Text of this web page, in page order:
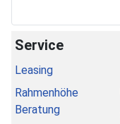
Service
Leasing
Rahmenhöhe
Beratung